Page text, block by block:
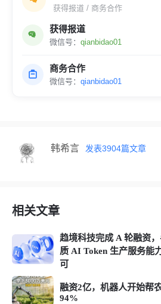
获得报道 / 商务合作
获得报道
微信号： qianbidao01
商务合作
微信号： qianbidao01
韩希言 发表3904篇文章
相关文章
趋境科技完成 A 轮融资
质 AI Token 生产服务能
可
融资2亿，机器人开始帮
94%